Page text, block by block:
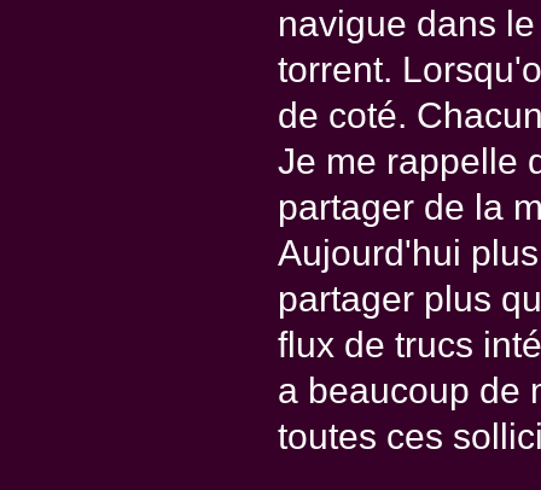
navigue dans
torrent.
de coté.
Je me rappelle
partager de la
Aujourd'hui
partager plus
flux de trucs
a beaucoup de
toutes ces